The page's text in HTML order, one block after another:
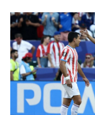
svjetsko prvenstvo